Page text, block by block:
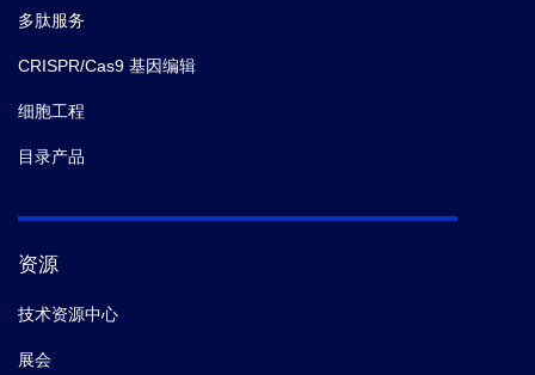
多肽服务
CRISPR/Cas9 基因编辑
细胞工程
目录产品
资源
技术资源中心
展会